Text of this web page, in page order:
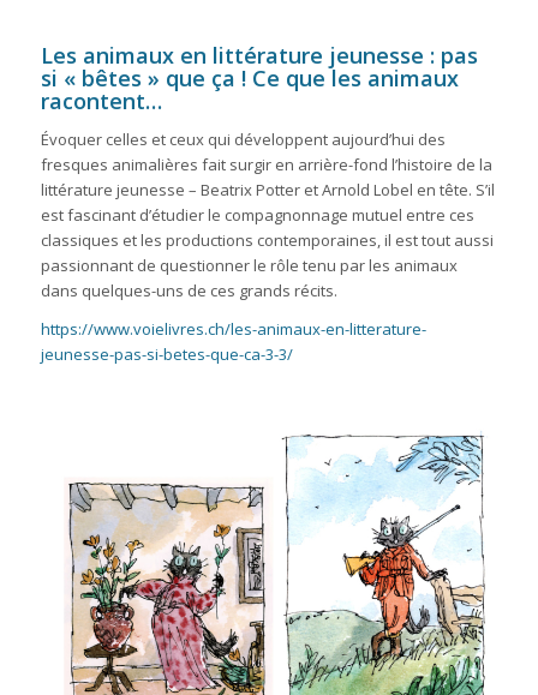
Les animaux en littérature jeunesse : pas
si « bêtes » que ça ! Ce que les animaux
racontent…
Évoquer celles et ceux qui développent aujourd’hui des
fresques animalières fait surgir en arrière-fond l’histoire de la
littérature jeunesse – Beatrix Potter et Arnold Lobel en tête. S’il
est fascinant d’étudier le compagnonnage mutuel entre ces
classiques et les productions contemporaines, il est tout aussi
passionnant de questionner le rôle tenu par les animaux
dans quelques-uns de ces grands récits.
https://www.voielivres.ch/les-animaux-en-litterature-
jeunesse-pas-si-betes-que-ca-3-3/